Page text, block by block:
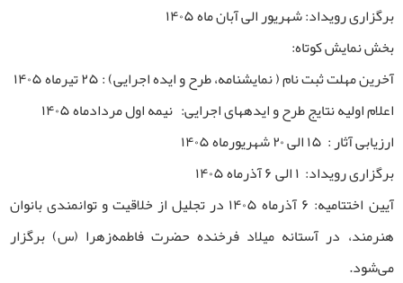
برگزاری رویداد: شهریور الی آبان ماه ۱۴۰۵
بخش نمایش کوتاه:
آخرین مهلت ثبت نام ( نمایشنامه، طرح و ایده اجرایی) : ۲۵ تیرماه ۱۴۰۵
اعلام اولیه نتایج طرح و ایده­های اجرایی: نیمه اول مردادماه ۱۴۰۵
ارزیابی آثار : ۱۵ الی ۲۰ شهریورماه ۱۴۰۵
برگزاری رویداد: ۱ الی ۶ آذرماه ۱۴۰۵
آیین اختتامیه: ۶ آذرماه ۱۴۰۵ در تجلیل از خلاقیت و توانمندی بانوان
هنرمند، در آستانه میلاد فرخنده حضرت فاطمه‌زهرا (س) برگزار
می‌شود.